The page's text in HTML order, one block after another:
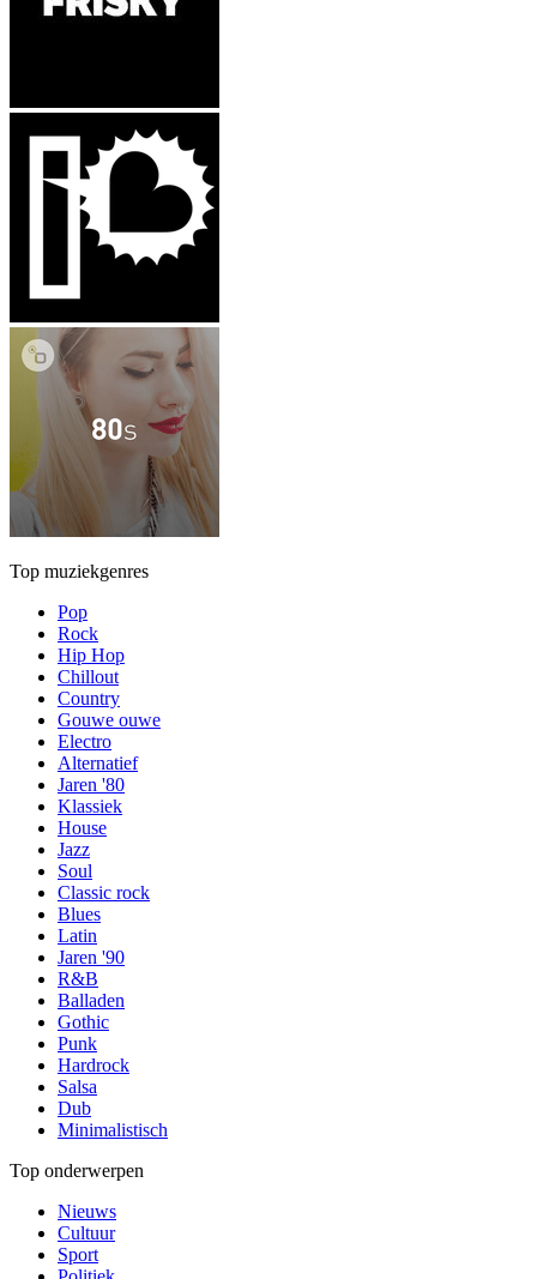
Top muziekgenres
Pop
Rock
Hip Hop
Chillout
Country
Gouwe ouwe
Electro
Alternatief
Jaren '80
Klassiek
House
Jazz
Soul
Classic rock
Blues
Latin
Jaren '90
R&B
Balladen
Gothic
Punk
Hardrock
Salsa
Dub
Minimalistisch
Top onderwerpen
Nieuws
Cultuur
Sport